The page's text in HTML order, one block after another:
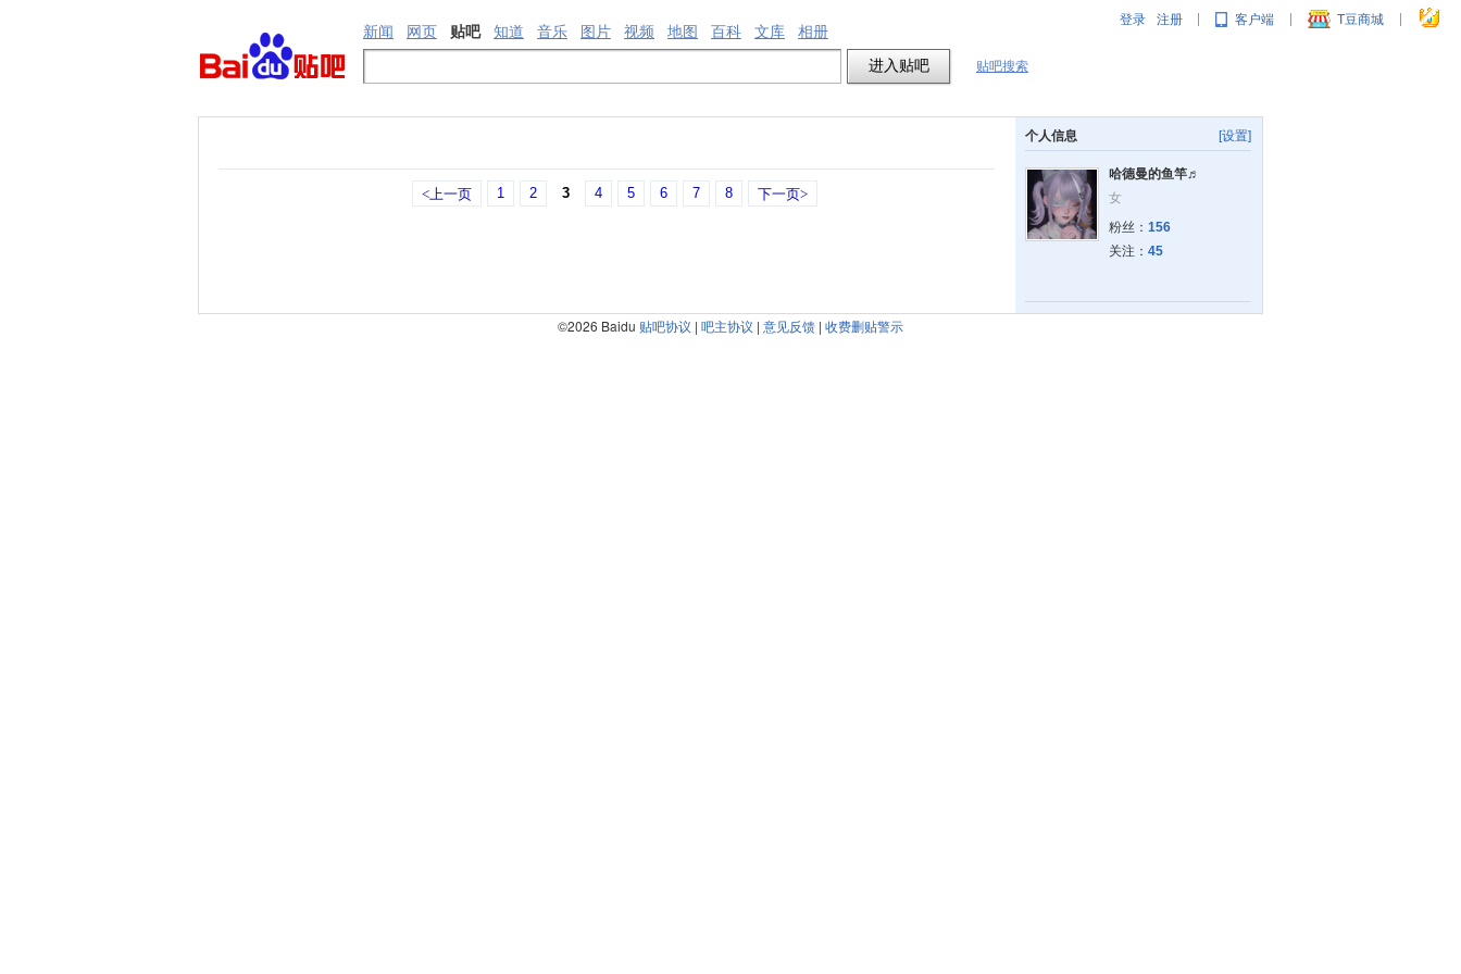
登录 注册 | 客户端 | T豆商城 |
新闻 网页 贴吧 知道 音乐 图片 视频 地图 百科 文库 相册
贴吧搜索
<上一页 1 2 3 4 5 6 7 8 下一页>
[设置]
个人信息
哈德曼的鱼竿♬
女
粉丝： 156
关注： 45
©2026 Baidu 贴吧协议 | 吧主协议 | 意见反馈 | 收费删贴警示